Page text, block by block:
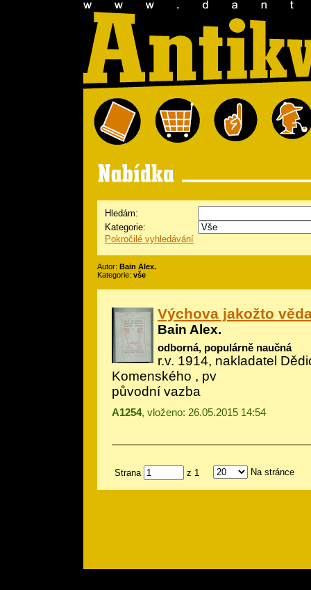
Hledám:
Kategorie:
Pokročilé vyhledávání
Autor: Bain Alex.
Kategorie: vše
Výchova jakožto
Bain Alex.
odborná, populárně naučná
r.v. 1914, nakladatel
Komenského , pv
původní vazba
A1254, vloženo: 26.05.2015 14:54
Strana z 1 Na stránce